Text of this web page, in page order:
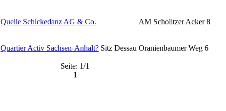
Quelle Schickedanz AG & Co. AM Scholitzer Acker 8
Quartier Activ Sachsen-Anhalt? Sitz Dessau Oranienbaumer Weg 6
Seite: 1/1
1